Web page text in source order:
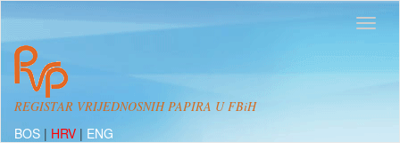
REGISTAR VRIJEDNOSNIH PAPIRA U FBiH
BOS | HRV | ENG